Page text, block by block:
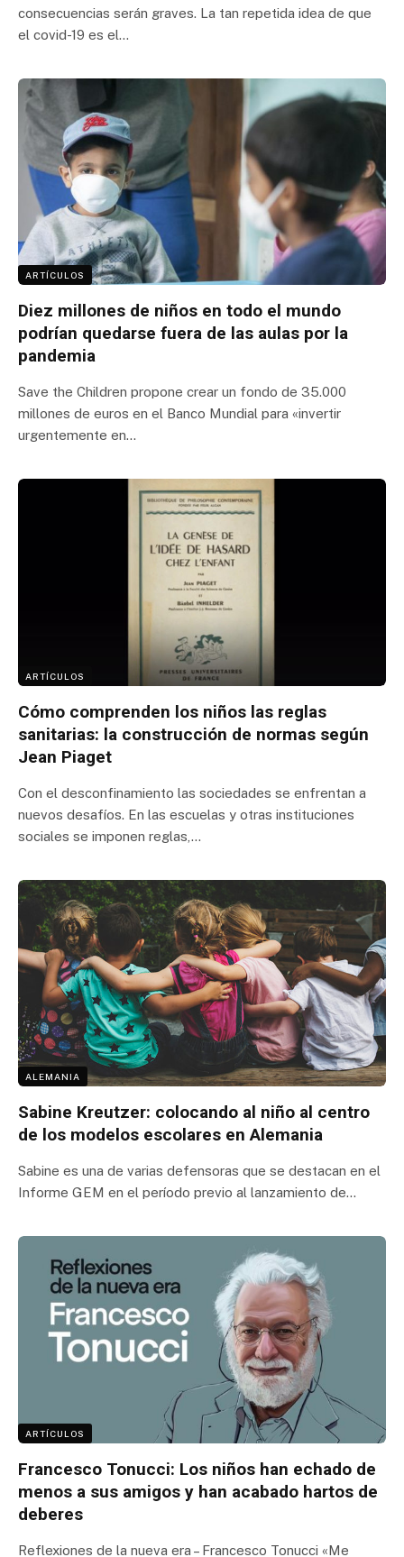
consecuencias serán graves. La tan repetida idea de que
el covid-19 es el…
ARTÍCULOS
Diez millones de niños en todo el mundo
podrían quedarse fuera de las aulas por la
pandemia
Save the Children propone crear un fondo de 35.000
millones de euros en el Banco Mundial para «invertir
urgentemente en…
ARTÍCULOS
Cómo comprenden los niños las reglas
sanitarias: la construcción de normas según
Jean Piaget
Con el desconfinamiento las sociedades se enfrentan a
nuevos desafíos. En las escuelas y otras instituciones
sociales se imponen reglas,…
ALEMANIA
Sabine Kreutzer: colocando al niño al centro
de los modelos escolares en Alemania
Sabine es una de varias defensoras que se destacan en el
Informe GEM en el período previo al lanzamiento de…
ARTÍCULOS
Francesco Tonucci: Los niños han echado de
menos a sus amigos y han acabado hartos de
deberes
Reflexiones de la nueva era – Francesco Tonucci «Me